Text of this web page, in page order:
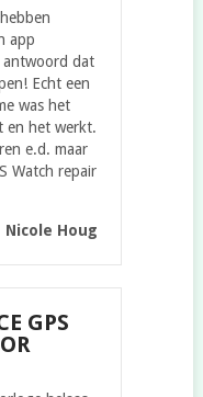
app
antwoord dat
Echt een
was het
en het werkt.
e.d. maar
Watch repair
Nicole Houg
GPS